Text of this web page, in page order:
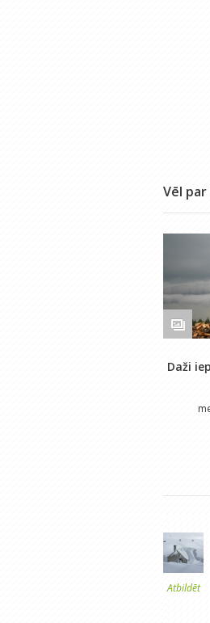
Vēl
Daži
Atbildēt